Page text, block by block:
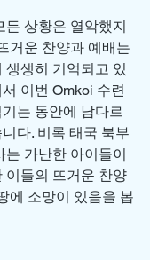
든 상황은 열악했지
거운 찬양과 예배는
생생히 기억되고 있
이번 Omkoi 수련
는 동안에 남다르
다. 비록 태국 북부
는 가난한 아이들이
이들의 뜨거운 찬양
에 소망이 있음을 봅